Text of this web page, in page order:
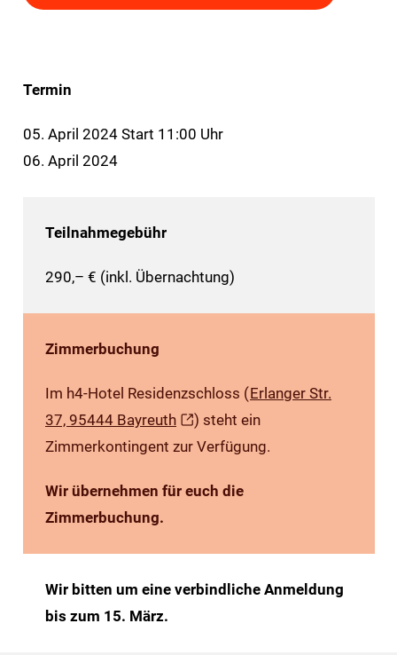
Termin
05. April 2024 Start 11:00 Uhr
06. April 2024
Teilnahmegebühr
290,– € (inkl. Übernachtung)
Zimmerbuchung
Im h4-Hotel Residenzschloss (Erlanger Str.
37, 95444 Bayreuth
) steht ein
Zimmerkontingent zur Verfügung.
Wir übernehmen für euch die
Zimmerbuchung.
Wir bitten um eine verbindliche Anmeldung
bis zum 15. März.